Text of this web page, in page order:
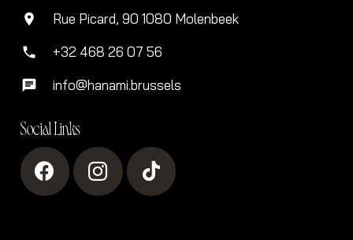
location_on Rue Picard, 90 1080 Molenbeek
phone +32 468 26 07 56
chat info@hanami.brussels
Social Links